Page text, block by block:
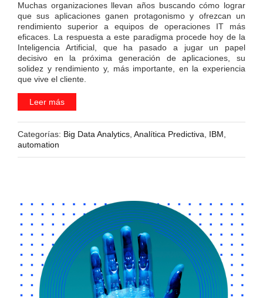
Muchas organizaciones llevan años buscando cómo lograr
que sus aplicaciones ganen protagonismo y ofrezcan un
rendimiento superior a equipos de operaciones IT más
eficaces. La respuesta a este paradigma procede hoy de la
Inteligencia Artificial, que ha pasado a jugar un papel
decisivo en la próxima generación de aplicaciones, su
solidez y rendimiento y, más importante, en la experiencia
que vive el cliente.
Leer más
Categorías: Big Data Analytics, Analítica Predictiva, IBM,
automation